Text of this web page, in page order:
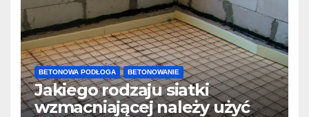
BETONOWA PODŁOGA BETONOWANIE
Jakiego rodzaju siatki
wzmacniającej należy użyć